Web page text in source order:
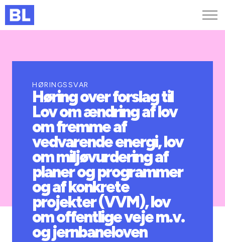
Kurser og arrangementer
Jobportalen
HØRINGSSVAR
Høring over forslag til
Lov om ændring af lov
om fremme af
vedvarende energi, lov
om miljøvurdering af
planer og programmer
og af konkrete
projekter (VVM), lov
om offentlige veje m.v.
og jernbaneloven